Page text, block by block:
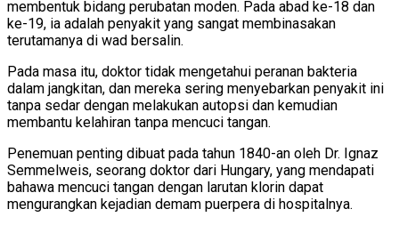
membentuk bidang perubatan moden. Pada abad ke-18 dan
ke-19, ia adalah penyakit yang sangat membinasakan
terutamanya di wad bersalin.
Pada masa itu, doktor tidak mengetahui peranan bakteria
dalam jangkitan, dan mereka sering menyebarkan penyakit ini
tanpa sedar dengan melakukan autopsi dan kemudian
membantu kelahiran tanpa mencuci tangan.
Penemuan penting dibuat pada tahun 1840-an oleh Dr. Ignaz
Semmelweis, seorang doktor dari Hungary, yang mendapati
bahawa mencuci tangan dengan larutan klorin dapat
mengurangkan kejadian demam puerpera di hospitalnya.